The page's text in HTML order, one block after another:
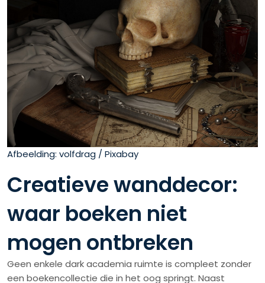
Afbeelding: volfdrag / Pixabay
Creatieve wanddecor:
waar boeken niet
mogen ontbreken
Geen enkele dark academia ruimte is compleet zonder
een boekencollectie die in het oog springt. Naast